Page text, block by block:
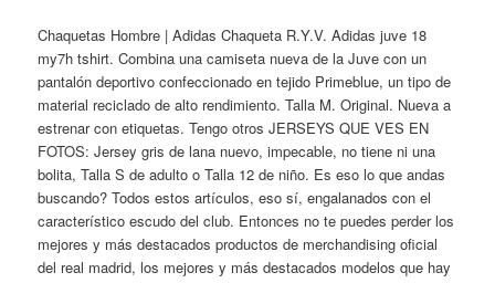
Chaquetas Hombre | Adidas Chaqueta R.Y.V. Adidas juve 18
my7h tshirt. Combina una camiseta nueva de la Juve con un
pantalón deportivo confeccionado en tejido Primeblue, un tipo de
material reciclado de alto rendimiento. Talla M. Original. Nueva a
estrenar con etiquetas. Tengo otros JERSEYS QUE VES EN
FOTOS: Jersey gris de lana nuevo, impecable, no tiene ni una
bolita, Talla S de adulto o Talla 12 de niño. Es eso lo que andas
buscando? Todos estos artículos, eso sí, engalanados con el
característico escudo del club. Entonces no te puedes perder los
mejores y más destacados productos de merchandising oficial
del real madrid, los mejores y más destacados modelos que hay